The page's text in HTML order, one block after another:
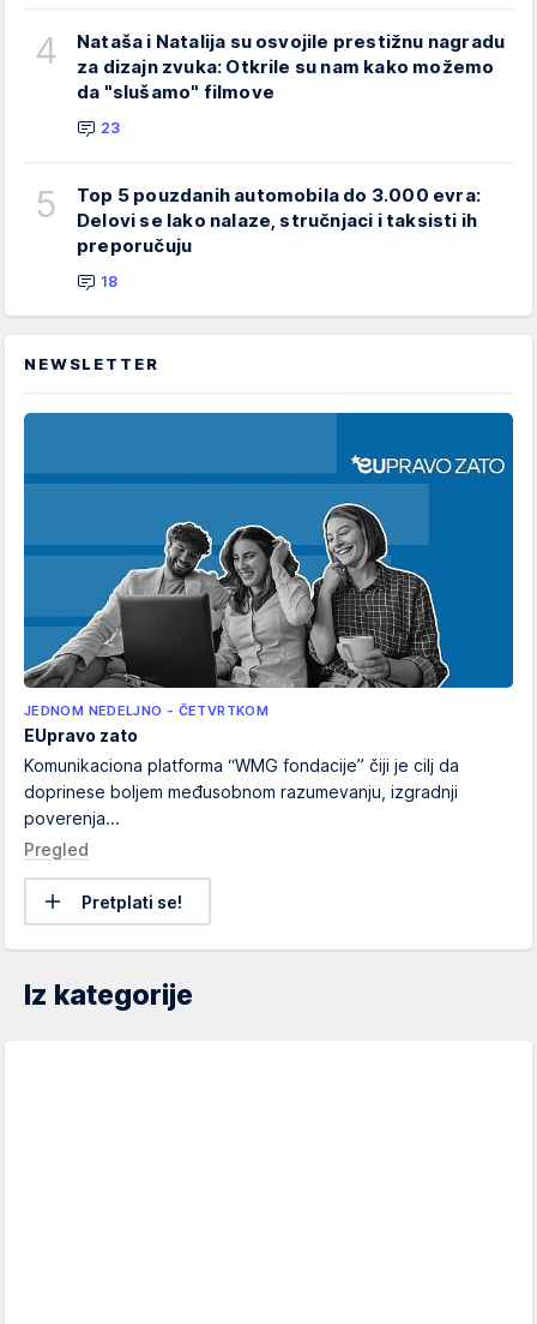
4
Nataša i Natalija su osvojile prestižnu nagradu
za dizajn zvuka: Otkrile su nam kako možemo
da "slušamo" filmove
23
5
Top 5 pouzdanih automobila do 3.000 evra:
Delovi se lako nalaze, stručnjaci i taksisti ih
preporučuju
18
NEWSLETTER
JEDNOM NEDELJNO - ČETVRTKOM
EUpravo zato
Komunikaciona platforma “WMG fondacije” čiji je cilj da
doprinese boljem međusobnom razumevanju, izgradnji
poverenja...
Pregled
Pretplati se!
Iz kategorije